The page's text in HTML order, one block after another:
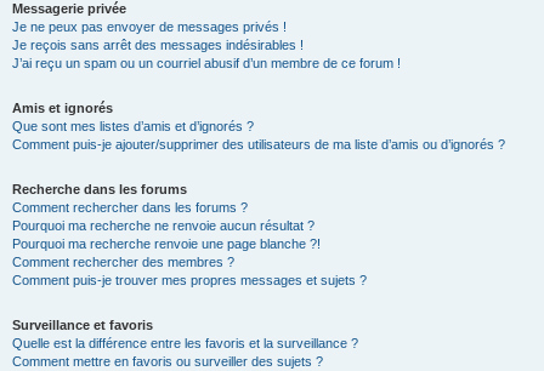
Messagerie privée
Je ne peux pas envoyer de messages privés !
Je reçois sans arrêt des messages indésirables !
J’ai reçu un spam ou un courriel abusif d’un membre de ce forum !
Amis et ignorés
Que sont mes listes d’amis et d’ignorés ?
Comment puis-je ajouter/supprimer des utilisateurs de ma liste d’amis ou d’ignorés ?
Recherche dans les forums
Comment rechercher dans les forums ?
Pourquoi ma recherche ne renvoie aucun résultat ?
Pourquoi ma recherche renvoie une page blanche ?!
Comment rechercher des membres ?
Comment puis-je trouver mes propres messages et sujets ?
Surveillance et favoris
Quelle est la différence entre les favoris et la surveillance ?
Comment mettre en favoris ou surveiller des sujets ?